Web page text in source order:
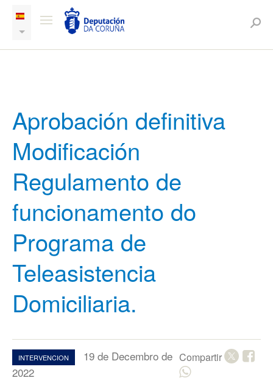
Aprobación definitiva
Modificación
Regulamento de
funcionamento do
Programa de
Teleasistencia
Domiciliaria.
INTERVENCION
19 de Decembro de
2022
Compartir